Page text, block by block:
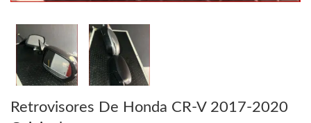
Retrovisores De Honda CR-V 2017-2020